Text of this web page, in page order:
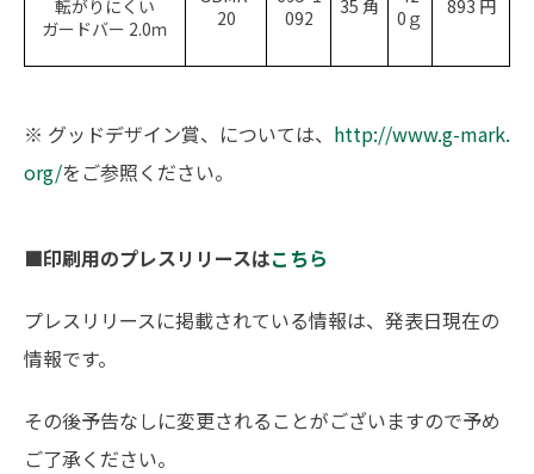
転がりにくい
ガードバー 2.0ｍ
20
092
35 角
0ｇ
893 円
※ グッドデザイン賞、については、 http://www.g-mark.
org/をご参照ください。
■印刷用のプレスリリースはこちら
プレスリリースに掲載されている情報は、発表日現在の
情報です。
その後予告なしに変更されることがございますので予め
ご了承ください。